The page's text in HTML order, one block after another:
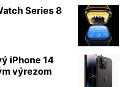
Series 8
iPhone 14
výrezom